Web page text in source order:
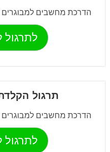
הדרכת מחשבים למבוגרים
לתרגול
תרגול
הדרכת מחשבים למבוגרים
לתרגול